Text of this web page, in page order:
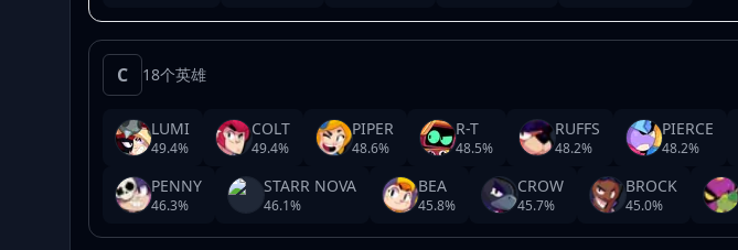
C 18个英雄
LUMI
49.4%
COLT
49.4%
PIPER
48.6%
R-T
48.5%
RUFFS
48.2%
PIERCE
48.2%
PENNY
46.3%
STARR NOVA
46.1%
BEA
45.8%
CROW
45.7%
BROCK
45.0%